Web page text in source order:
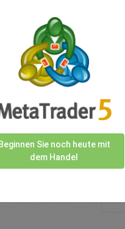
Beginnen Sie noch heute mit
dem Handel